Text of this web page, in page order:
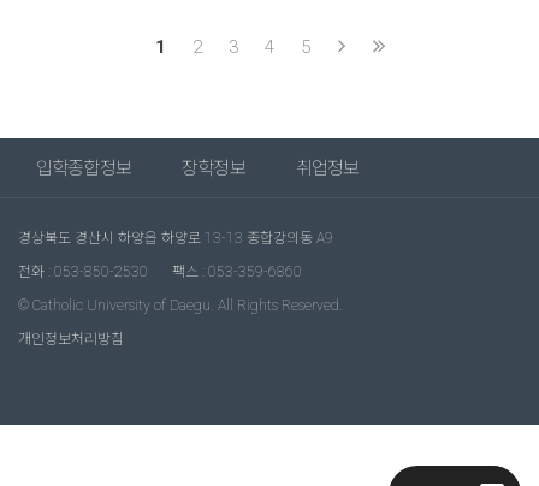
1 2 3 4 5
입학종합정보 장학정보 취업정보
경상북도 경산시 하양읍 하양로 13-13 종합강의동 A9
전화 : 053-850-2530
팩스 : 053-359-6860
© Catholic University of Daegu. All Rights Reserved.
개인정보처리방침